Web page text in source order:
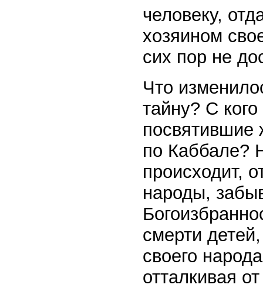
человеку,
хозяином
сих пор не
Что
тайну? С
посвятившие
по Каббале?
происходит,
народы,
смерти
своего
отталкивая